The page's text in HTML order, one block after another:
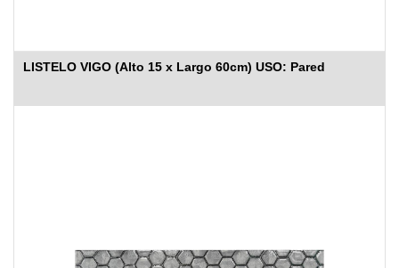
LISTELO VIGO (Alto 15 x Largo 60cm) USO: Pared